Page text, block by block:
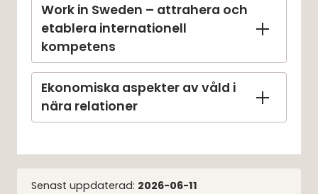
Work in Sweden – attrahera och
etablera internationell
kompetens
Ekonomiska aspekter av våld i
nära relationer
Senast uppdaterad: 2026-06-11